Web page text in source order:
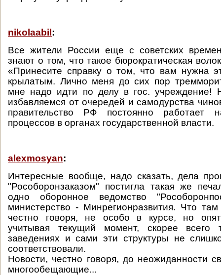
nikolaabil :
Все жители России еще с советских
знают о том, что такое бюрократическая
«Принесите справку о том, что вам нужна
крылатым. Лично меня до сих пор
мне надо идти по делу в гос. учреждение!
избавляемся от очередей и самодурства
правительство РФ постоянно работает
процессов в органах государственной власти.
alexmosyan:
Интересные вообще, надо сказать, дела
"Рособоронзаказом" постигла такая же
одно оборонное ведомство
министерство - Минрегионразвития. Что
честно говоря, не особо в курсе, но
учитывая текущий момент, скорее всего
заведениях и сами эти структуры не
соответствовали.
Новости, честно говоря, до неожиданности
многообещающие...